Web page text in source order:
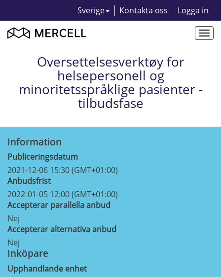
Sverige Kontakta oss Logga in
Oversettelsesverktøy for
helsepersonell og
minoritetsspråklige pasienter -
tilbudsfase
Information
Publiceringsdatum
2021-12-06 15:30 (GMT+01:00)
Anbudsfrist
2022-01-05 12:00 (GMT+01:00)
Accepterar parallella anbud
Nej
Accepterar alternativa anbud
Nej
Inköpare
Upphandlande enhet